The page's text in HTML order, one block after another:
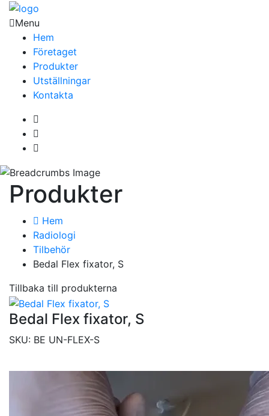
Menu
Hem
Företaget
Produkter
Utställningar
Kontakta
Produkter
Hem
Radiologi
Tilbehör
Bedal Flex fixator, S
Tillbaka till produkterna
Bedal Flex fixator, S
SKU: BE UN-FLEX-S